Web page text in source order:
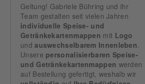
Geltung! Gabriele Bühring und ihr
Team gestalten seit vielen Jahren
individuelle Speise- und
Getränkekartenmappen mit Logo
undauswechselbarem Innenleben.
Unsere personalisierbaren Speise-
und Getränkekartenmappen werden
auf Bestellung gefertigt, weshalb wir